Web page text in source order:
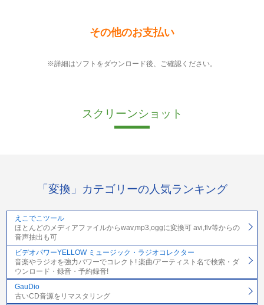
その他のお支払い
※詳細はソフトをダウンロード後、ご確認ください。
スクリーンショット
「変換」カテゴリーの人気ランキング
えこでこツール
ほとんどのメディアファイルからwav,mp3,oggに変換可 avi,flv等からの
音声抽出も可
ビデオパワーYELLOW ミュージック・ラジオコレクター
音楽やラジオを強力パワーでコレクト! 楽曲/アーティスト名で検索・ダ
ウンロード・録音・予約録音!
GauDio
古いCD音源をリマスタリング